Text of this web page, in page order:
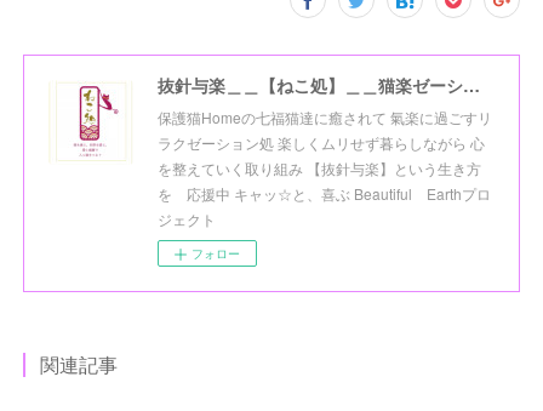
抜針与楽＿＿【ねこ処】＿＿猫楽ゼーションHome☆
保護猫Homeの七福猫達に癒されて 氣楽に過ごすリ
ラクゼーション処 楽しくムリせず暮らしながら 心
を整えていく取り組み 【抜針与楽】という生き方
を 応援中 キャッ☆と、喜ぶ Beautiful Earthプロ
ジェクト
フォロー
関連記事